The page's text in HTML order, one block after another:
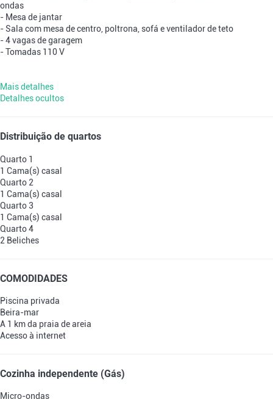
ondas
- Mesa de jantar
- Sala com mesa de centro, poltrona, sofá e ventilador de teto
- 4 vagas de garagem
- Tomadas 110 V
Mais detalhes
Detalhes ocultos
Distribuição de quartos
Quarto 1
1 Cama(s) casal
Quarto 2
1 Cama(s) casal
Quarto 3
1 Cama(s) casal
Quarto 4
2 Beliches
COMODIDADES
Piscina privada
Beira-mar
A 1 km da praia de areia
Acesso à internet
Cozinha independente (Gás)
Micro-ondas